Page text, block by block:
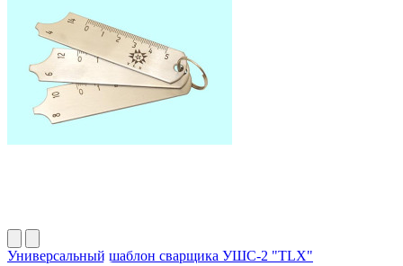
Универсальный шаблон сварщика УШС-2 "TLX"